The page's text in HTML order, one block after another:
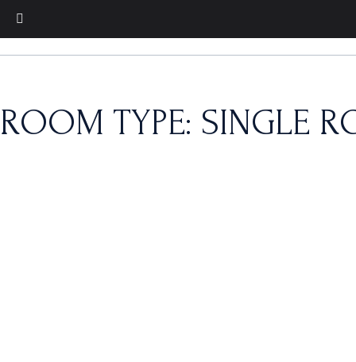
content
ROOM TYPE: SINGLE